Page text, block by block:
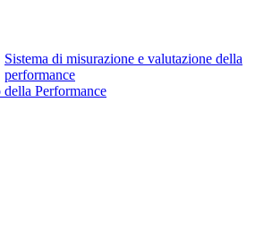
Sistema di misurazione e valutazione della
performance
della Performance